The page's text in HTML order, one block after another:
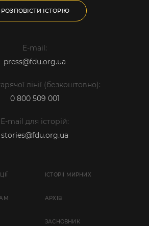
РОЗПОВІСТИ ІСТОРІЮ
E-mail:
press@fdu.org.ua
лінії (безкоштовно):
0 800 509 001
E-mail для історій:
stories@fdu.org.ua
ІСТОРІЇ МИРНИХ
АРХІВ
ЗАСНОВНИК